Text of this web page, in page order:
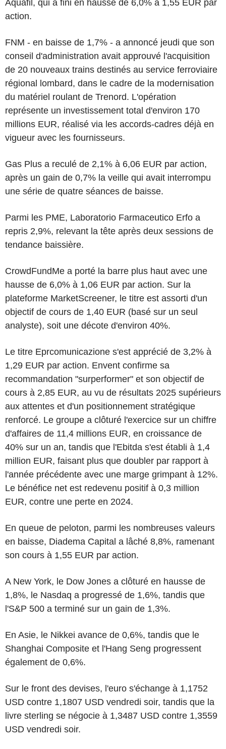
Aquafil, qui a fini en hausse de 6,0% à 1,55 EUR par
action.
FNM - en baisse de 1,7% - a annoncé jeudi que son
conseil d'administration avait approuvé l'acquisition
de 20 nouveaux trains destinés au service ferroviaire
régional lombard, dans le cadre de la modernisation
du matériel roulant de Trenord. L'opération
représente un investissement total d'environ 170
millions EUR, réalisé via les accords-cadres déjà en
vigueur avec les fournisseurs.
Gas Plus a reculé de 2,1% à 6,06 EUR par action,
après un gain de 0,7% la veille qui avait interrompu
une série de quatre séances de baisse.
Parmi les PME, Laboratorio Farmaceutico Erfo a
repris 2,9%, relevant la tête après deux sessions de
tendance baissière.
CrowdFundMe a porté la barre plus haut avec une
hausse de 6,0% à 1,06 EUR par action. Sur la
plateforme MarketScreener, le titre est assorti d'un
objectif de cours de 1,40 EUR (basé sur un seul
analyste), soit une décote d'environ 40%.
Le titre Eprcomunicazione s'est apprécié de 3,2% à
1,29 EUR par action. Envent confirme sa
recommandation "surperformer" et son objectif de
cours à 2,85 EUR, au vu de résultats 2025 supérieurs
aux attentes et d'un positionnement stratégique
renforcé. Le groupe a clôturé l'exercice sur un chiffre
d'affaires de 11,4 millions EUR, en croissance de
40% sur un an, tandis que l'Ebitda s'est établi à 1,4
million EUR, faisant plus que doubler par rapport à
l'année précédente avec une marge grimpant à 12%.
Le bénéfice net est redevenu positif à 0,3 million
EUR, contre une perte en 2024.
En queue de peloton, parmi les nombreuses valeurs
en baisse, Diadema Capital a lâché 8,8%, ramenant
son cours à 1,55 EUR par action.
A New York, le Dow Jones a clôturé en hausse de
1,8%, le Nasdaq a progressé de 1,6%, tandis que
l'S&P 500 a terminé sur un gain de 1,3%.
En Asie, le Nikkei avance de 0,6%, tandis que le
Shanghai Composite et l'Hang Seng progressent
également de 0,6%.
Sur le front des devises, l'euro s'échange à 1,1752
USD contre 1,1807 USD vendredi soir, tandis que la
livre sterling se négocie à 1,3487 USD contre 1,3559
USD vendredi soir.